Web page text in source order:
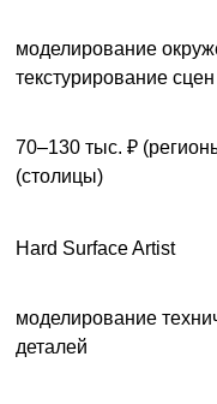
моделирование
текстурирование сцен
70–130 тыс. ₽
(столицы)
Hard Surface Artist
моделирование
деталей